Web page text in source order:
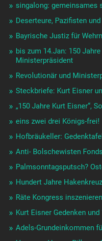
singalong: gemeinsames
Deserteure, Pazifisten
Bayrische Justiz für
bis zum 14.Jan: 150
Ministerpräsident
Revolutionär und
Steckbriefe: Kurt Eisner
„150 Jahre Kurt Eisner“,
eins zwei drei Königs-frei!
Hofbräukeller:
Anti- Bolschewisten
Palmsonntagsputsch?
Hundert Jahre
Räte Kongress inszenieren
Kurt Eisner Gedenken
Adels-Grundeinkommen